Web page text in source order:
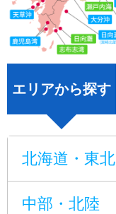
エリアから探す
北海道・東北
中部・北陸